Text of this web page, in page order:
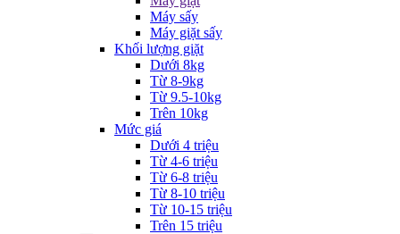
Máy sấy
Máy giặt sấy
Khối lượng giặt
Dưới 8kg
Từ 8-9kg
Từ 9.5-10kg
Trên 10kg
Mức giá
Dưới 4 triệu
Từ 4-6 triệu
Từ 6-8 triệu
Từ 8-10 triệu
Từ 10-15 triệu
Trên 15 triệu